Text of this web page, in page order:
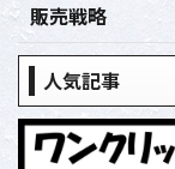
販売戦略
人気記事